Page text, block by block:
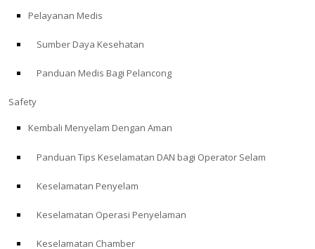
Store
Alert Diver
PENDIDIKAN
PROGRAM PROFESIONAL
Pelayanan Medis
Sumber Daya Kesehatan
Panduan Medis Bagi Pelancong
Safety
Kembali Menyelam Dengan Aman
Panduan Tips Keselamatan DAN bagi Operator Selam
Keselamatan Penyelam
Keselamatan Operasi Penyelaman
Keselamatan Chamber